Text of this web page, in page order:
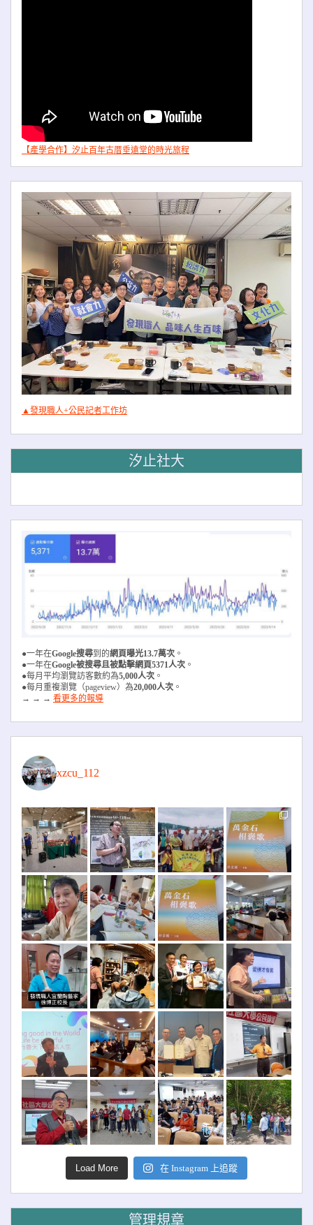
【產學合作】汐止百年古厝垂遠堂的時光旅程
▲發現職人+公民記者工作坊
汐止社大
●一年在Google搜尋到的網頁曝光13.7萬次 。
●一年在Google被搜尋且被點擊網頁5371人次 。
●每月平均瀏覽訪客數約為5,000人次 。
●每月重複瀏覽（pageview）為20,000人次 。
→ → → 看更多的報導
xzcu_112
Load More 在 Instagram 上追蹤
管理規章